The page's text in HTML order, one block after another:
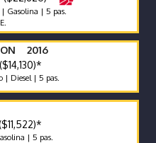
Gasolina | 5 pas.
2016
($14,130)*
Diesel | 5 pas.
| 5 pas.